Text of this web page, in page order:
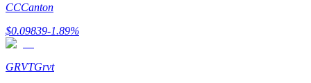
CCCanton
$0.09839-1.89%
GRVTGrvt